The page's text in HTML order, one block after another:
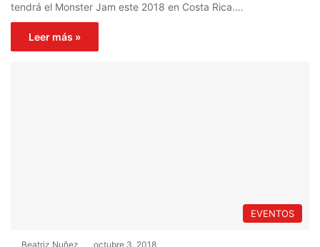
tendrá el Monster Jam este 2018 en Costa Rica.…
Leer más »
EVENTOS
Beatriz Nuñez octubre 3, 2018